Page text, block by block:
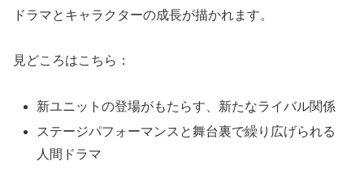
ドラマとキャラクターの成長が描かれます。
見どころはこちら：
新ユニットの登場がもたらす、新たなライバル関係
ステージパフォーマンスと舞台裏で繰り広げられる
人間ドラマ